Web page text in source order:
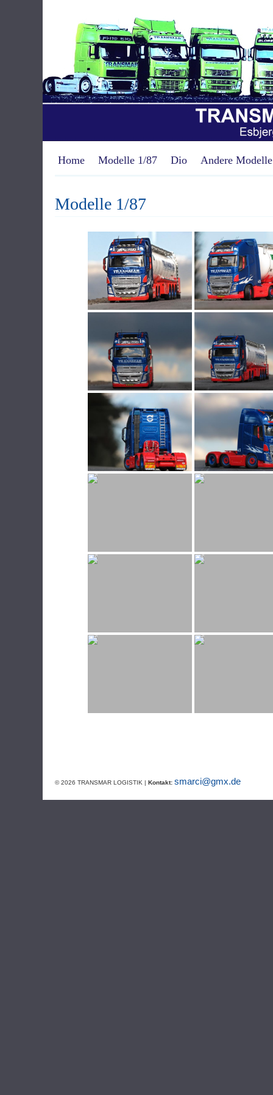
Home Modelle 1/87 Dio Andere Modelle
Modelle 1/87
© 2026 TRANSMAR LOGISTIK | Kontakt: smarci@gmx.de